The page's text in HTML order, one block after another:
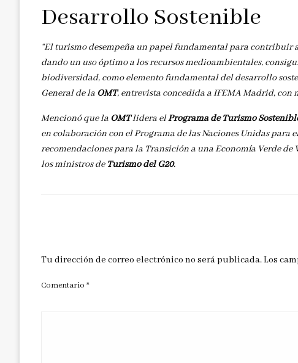
Desarrollo Sostenible
“El turismo desempeña un papel fundamental para contribuir
dando un uso óptimo a los recursos medioambientales,
biodiversidad, como elemento fundamental del desarrollo
General de la OMT, entrevista concedida a IFEMA Madrid,
Mencionó que la OMTlidera elPrograma de Turismo
en colaboración con el Programa de las Naciones Unidas para
recomendaciones para la Transición a una Economía Verde de
los ministros de Turismo del G20.
Tu dirección de correo electrónico no será publicada.Los
Comentario *